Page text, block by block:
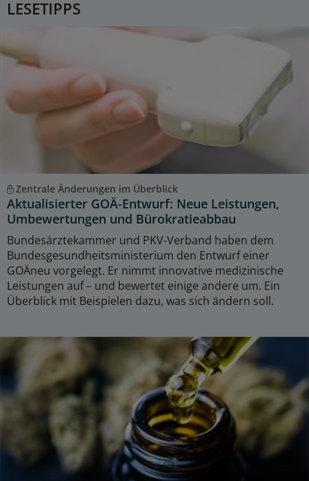
LESETIPPS
Zentrale Änderungen im Überblick
Aktualisierter GOÄ-Entwurf: Neue Leistungen,
Umbewertungen und Bürokratieabbau
Bundesärztekammer und PKV-Verband haben dem
Bundesgesundheitsministerium den Entwurf einer
GOÄneu vorgelegt. Er nimmt innovative medizinische
Leistungen auf – und bewertet einige andere um. Ein
Überblick mit Beispielen dazu, was sich ändern soll.